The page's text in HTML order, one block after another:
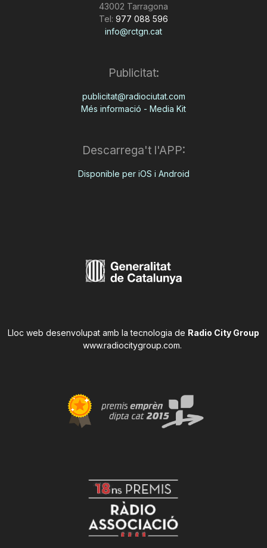
43002 Tarragona
Tel: 977 088 596
info@rctgn.cat
Publicitat:
publicitat@radiociutat.com
Més informació - Media Kit
Descarrega't l'APP:
Disponible per iOS i Android
Lloc web desenvolupat amb la tecnologia de Radio City Group
www.radiocitygroup.com.